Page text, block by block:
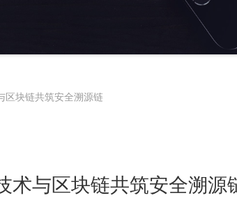
区块链共筑安全溯源链
术与区块链共筑安全溯源